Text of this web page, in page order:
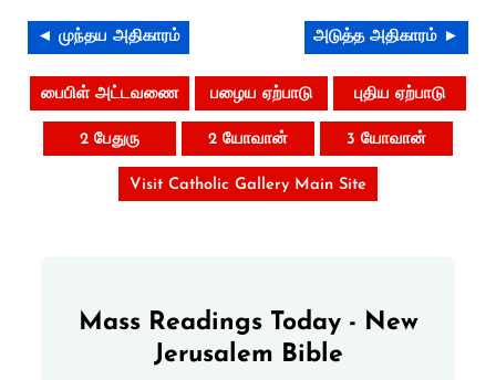
◄ முந்தய அதிகாரம் அடுத்த அதிகாரம் ►
பைபிள் அட்டவணை பழைய ஏற்பாடு புதிய ஏற்பாடு
2 பேதுரு 2 யோவான் 3 யோவான்
Visit Catholic Gallery Main Site
Mass Readings Today - New
Jerusalem Bible